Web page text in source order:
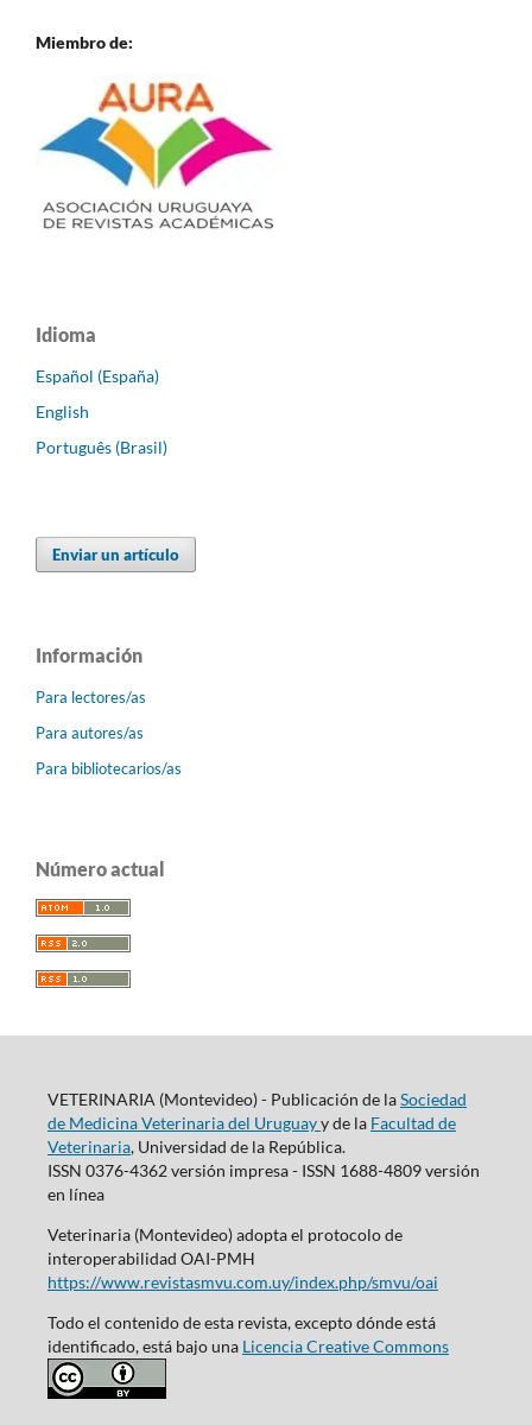
Miembro de:
Idioma
Español (España)
English
Português (Brasil)
Enviar un artículo
Información
Para lectores/as
Para autores/as
Para bibliotecarios/as
Número actual
VETERINARIA (Montevideo) - Publicación de laSociedad
de Medicina Veterinaria del Uruguayy de la Facultad de
Veterinaria, Universidad de la República.
ISSN 0376-4362 versión impresa - ISSN 1688-4809 versión
en línea
Veterinaria (Montevideo) adopta el protocolo de
interoperabilidad OAI-PMH
https://www.revistasmvu.com.uy/index.php/smvu/oai
Todo el contenido de esta revista, excepto dónde está
identificado, está bajo una Licencia Creative Commons